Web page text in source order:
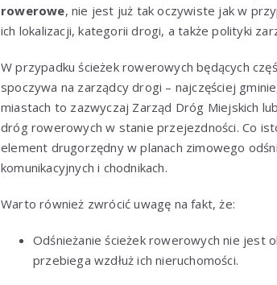
rowerowe, nie jest już tak oczywiste jak w
ich lokalizacji, kategorii drogi, a także polityki
W przypadku ścieżek rowerowych będących
spoczywa na zarządcy drogi – najczęściej
miastach to zazwyczaj Zarząd Dróg Miejskich
dróg rowerowych w stanie przejezdności. Co
element drugorzędny w planach zimowego
komunikacyjnych i chodnikach.
Warto również zwrócić uwagę na fakt, że:
Odśnieżanie ścieżek rowerowych nie jest
przebiega wzdłuż ich nieruchomości.